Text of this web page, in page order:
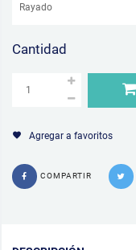
Cantidad
Agregar a favoritos
COMPARTIR